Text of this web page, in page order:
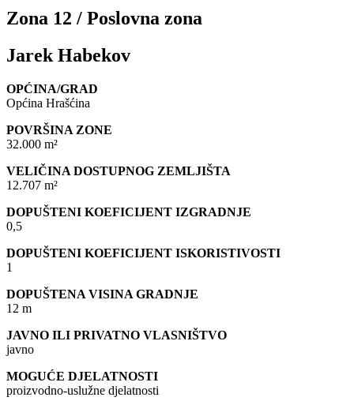
Zona 12 / Poslovna zona
Jarek Habekov
OPĆINA/GRAD
Općina Hrašćina
POVRŠINA ZONE
32.000 m²
VELIČINA DOSTUPNOG ZEMLJIŠTA
12.707 m²
DOPUŠTENI KOEFICIJENT IZGRADNJE
0,5
DOPUŠTENI KOEFICIJENT ISKORISTIVOSTI
1
DOPUŠTENA VISINA GRADNJE
12 m
JAVNO ILI PRIVATNO VLASNIŠTVO
javno
MOGUĆE DJELATNOSTI
proizvodno-uslužne djelatnosti